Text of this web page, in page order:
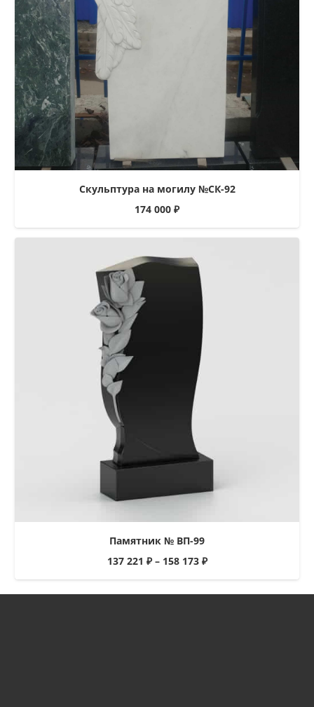
Скульптура на могилу №СК-92
174 000 ₽
Памятник № ВП-99
137 221 ₽– 158 173 ₽